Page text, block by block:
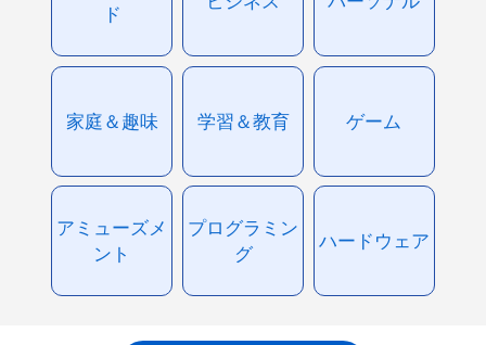
ド
家庭＆趣味 学習＆教育 ゲーム
アミューズメ
ント
プログラミン
グ
ハードウェア